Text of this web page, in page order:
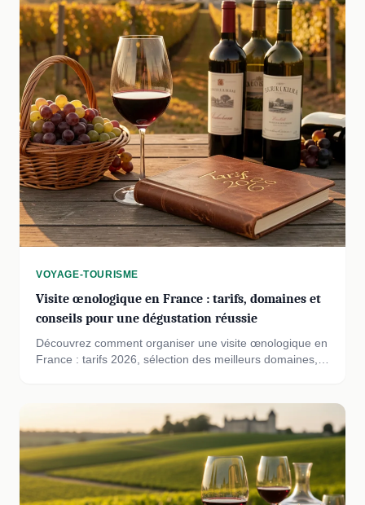
VOYAGE-TOURISME
Visite œnologique en France : tarifs, domaines et
conseils pour une dégustation réussie
Découvrez comment organiser une visite œnologique en
France : tarifs 2026, sélection des meilleurs domaines,